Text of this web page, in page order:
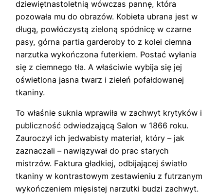
dziewiętnastoletnią wówczas pannę, która
pozowała mu do obrazów. Kobieta ubrana jest w
długą, powłóczystą zieloną spódnicę w czarne
pasy, górna partia garderoby to z kolei ciemna
narzutka wykończona futerkiem. Postać wyłania
się z ciemnego tła. A właściwie wybija się jej
oświetlona jasna twarz i zieleń pofałdowanej
tkaniny.
To właśnie suknia wprawiła w zachwyt krytyków i
publiczność odwiedzającą Salon w 1866 roku.
Zauroczył ich jedwabisty materiał, który – jak
zaznaczali – nawiązywał do prac starych
mistrzów. Faktura gładkiej, odbijającej światło
tkaniny w kontrastowym zestawieniu z futrzanym
wykończeniem mięsistej narzutki budzi zachwyt.